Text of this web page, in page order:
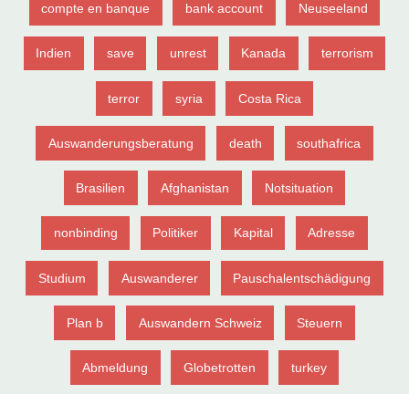
compte en banque bank account Neuseeland
Indien save unrest Kanada terrorism
terror syria Costa Rica
Auswanderungsberatung death southafrica
Brasilien Afghanistan Notsituation
nonbinding Politiker Kapital Adresse
Studium Auswanderer Pauschalentschädigung
Plan b Auswandern Schweiz Steuern
Abmeldung Globetrotten turkey